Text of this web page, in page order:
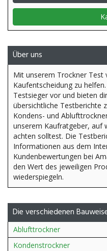
Über uns
Mit unserem Trockner Test
Kaufentscheidung zu
Testsieger vor und bieten
übersichtliche Testberichte
Kondens- und
unserem Kaufratgeber, auf
achten solltest. Die
Informationen aus dem
Kundenbewertungen bei
den Wert des jeweiligen
wiederspiegeln.
Die verschiedenen
Ablufttrockner
Kondenstrockner